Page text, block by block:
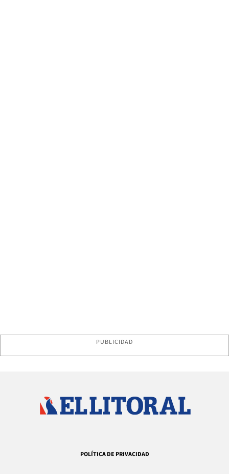
PUBLICIDAD
POLÍTICA DE PRIVACIDAD